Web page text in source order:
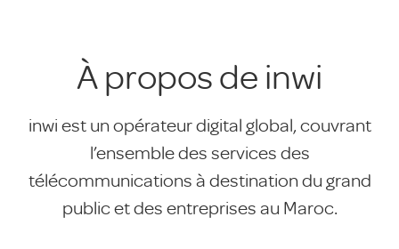
À propos de inwi
inwi est un opérateur digital global, couvrant
l’ensemble des services des
télécommunications à destination du grand
public et des entreprises au Maroc.